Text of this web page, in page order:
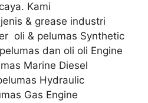
Kami
& grease industri
oli & pelumas Synthetic
dan oli oli Engine
Marine Diesel
Hydraulic
Gas Engine